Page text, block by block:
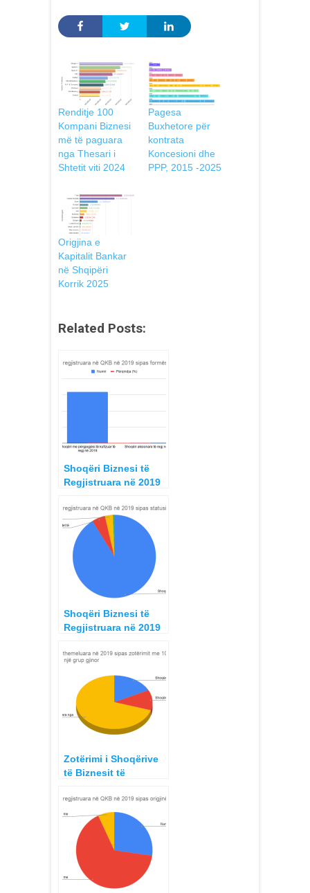
Renditje 100
Kompani Biznesi
më të paguara
nga Thesari i
Shtetit viti 2024
Pagesa
Buxhetore për
kontrata
Koncesioni dhe
PPP, 2015 -2025
Origjina e
Kapitalit Bankar
në Shqipëri
Korrik 2025
Related Posts:
Shoqëri Biznesi të
Regjistruara në 2019
Shoqëri Biznesi të
Regjistruara në 2019
pezulluarat
Zotërimi i Shoqërive
të Biznesit të
2019 sipas Grupeve
Gjinore Femra dhe
Meshkuj